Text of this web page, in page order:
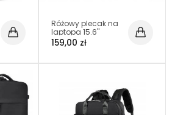
Różowy plecak na
laptopa 15.6"
torba podróżna z
USB (T110)
159,00 zł